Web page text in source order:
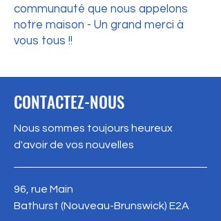
communauté que nous appelons
notre maison - Un grand merci à
vous tous !!
CONTACTEZ-NOUS
Nous sommes toujours heureux
d'avoir de vos nouvelles
96, rue Main
Bathurst (Nouveau-Brunswick) E2A